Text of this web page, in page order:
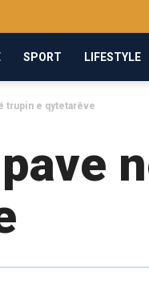
SPORT LIFESTYLE
trupin e qytetarëve